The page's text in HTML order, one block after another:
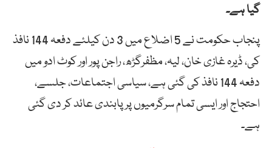
گیا ہے۔
پنجاب حکومت نے 5 اضلاع میں 3 دن کیلئے دفعہ 144 نافذ
کی، ڈیرہ غازی خان، لیہ، مظفرگڑھ، راجن پور اور کوٹ ادو میں
دفعہ 144 نافذ کی گئی ہے، سیاسی اجتماعات، جلسے،
احتجاج اور ایسی تمام سرگرمیوں پر پابندی عائد کر دی گئی
ہے۔